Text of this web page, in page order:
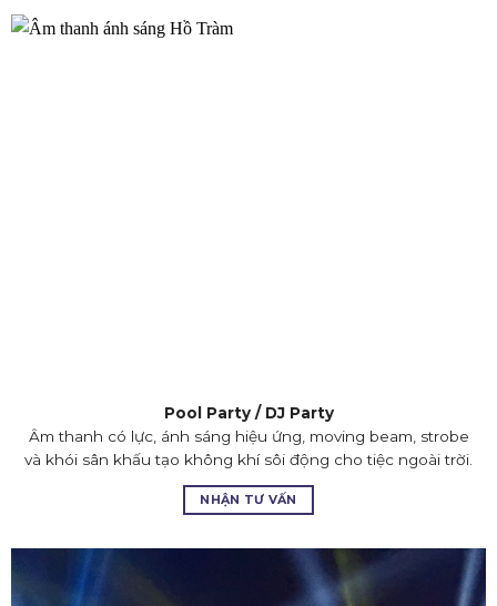
Pool Party / DJ Party
Âm thanh có lực, ánh sáng hiệu ứng, moving beam, strobe
và khói sân khấu tạo không khí sôi động cho tiệc ngoài trời.
NHẬN TƯ VẤN